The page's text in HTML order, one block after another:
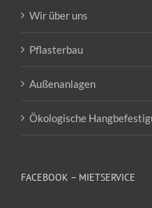
Wir über uns
Pflasterbau
Außenanlagen
Ökologische
FACEBOOK – MIETSERVICE